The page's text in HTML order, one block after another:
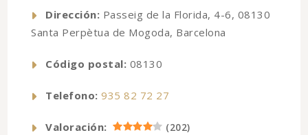
Dirección: Passeig de la Florida, 4-6, 08130
Santa Perpètua de Mogoda, Barcelona
Código postal: 08130
Telefono: 935 82 72 27
Valoración: (202)